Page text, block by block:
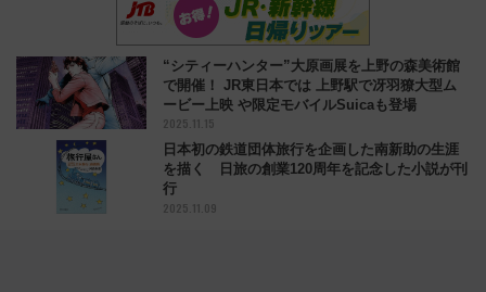
“シティーハンター”大原画展を上野の森美術館
で開催！ JR東日本では 上野駅で冴羽獠大型ム
ービー上映 や限定モバイルSuicaも登場
2025.11.15
日本初の鉄道団体旅行を企画した南新助の生涯
を描く 日旅の創業120周年を記念した小説が刊
行
2025.11.09